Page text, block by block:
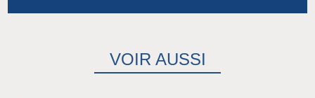
VOIR AUSSI